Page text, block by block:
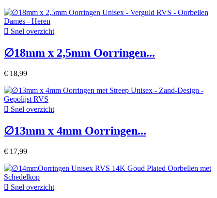
 Snel overzicht
∅18mm x 2,5mm Oorringen...
€ 18,99
 Snel overzicht
∅13mm x 4mm Oorringen...
€ 17,99
 Snel overzicht